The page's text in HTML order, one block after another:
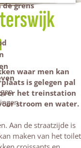
de grens
waar men kan
is gelegen pal
het treinstation
stroom en water.
Aan de straatzijde is
maken van het toilet